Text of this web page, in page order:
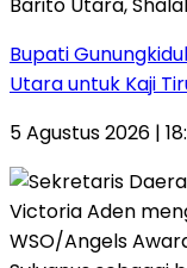
Bupati
Utara untuk Kaji
5 Agustus 2026 |